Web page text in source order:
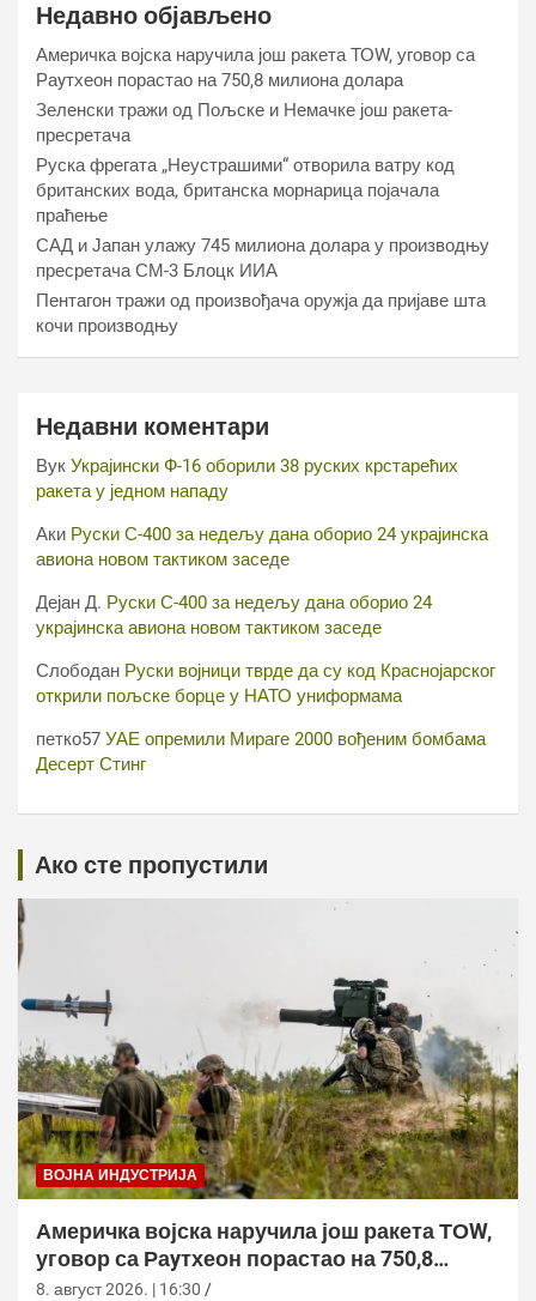
Недавно објављено
Америчка војска наручила још ракета ТОW, уговор са
Раyтхеон порастао на 750,8 милиона долара
Зеленски тражи од Пољске и Немачке још ракета-
пресретача
Руска фрегата „Неустрашими“ отворила ватру код
британских вода, британска морнарица појачала
праћење
САД и Јапан улажу 745 милиона долара у производњу
пресретача СМ-3 Блоцк ИИА
Пентагон тражи од произвођача оружја да пријаве шта
кочи производњу
Недавни коментари
Вук Украјински Ф-16 оборили 38 руских крстарећих
ракета у једном нападу
Аки Руски С-400 за недељу дана оборио 24 украјинска
авиона новом тактиком заседе
Дејан Д. Руски С-400 за недељу дана оборио 24
украјинска авиона новом тактиком заседе
Слободан Руски војници тврде да су код Краснојарског
открили пољске борце у НАТО униформама
петко57 УАЕ опремили Мираге 2000 вођеним бомбама
Десерт Стинг
Ако сте пропустили
ВОЈНА ИНДУСТРИЈА
Америчка војска наручила још ракета ТОW,
уговор са Раyтхеон порастао на 750,8
милиона долара
8. август 2026. | 16:30